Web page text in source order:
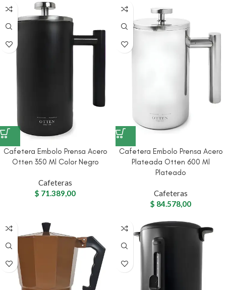
Cafetera Embolo Prensa Acero
Otten 350 Ml Color Negro
Cafeteras
$ 71.389,00
Cafetera Embolo Prensa Acero
Plateada Otten 600 Ml
Plateado
Cafeteras
$ 84.578,00